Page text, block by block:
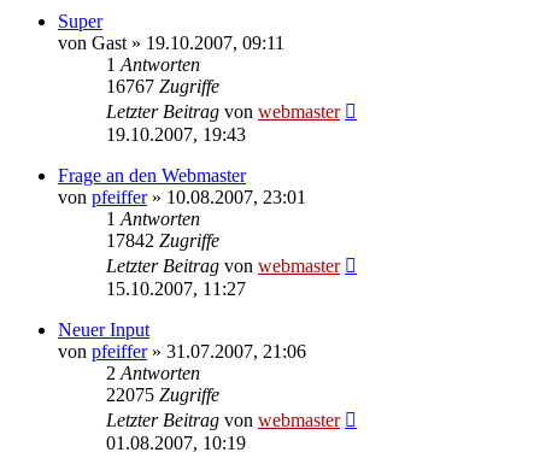
Super
von Gast » 19.10.2007, 09:11
1 Antworten
16767 Zugriffe
Letzter Beitrag von webmaster
19.10.2007, 19:43
Frage an den Webmaster
von pfeiffer» 10.08.2007, 23:01
1 Antworten
17842 Zugriffe
Letzter Beitrag von webmaster
15.10.2007, 11:27
Neuer Input
von pfeiffer» 31.07.2007, 21:06
2 Antworten
22075 Zugriffe
Letzter Beitrag von webmaster
01.08.2007, 10:19